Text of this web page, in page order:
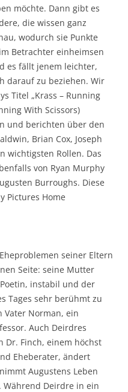
möchte. Dann gibt es
die wissen ganz
wodurch sie Punkte
Betrachter einheimsen
es fällt jenem leichter,
darauf zu beziehen. Wir
Titel „Krass – Running
With Scissors)
und berichten über den
Brian Cox, Joseph
wichtigsten Rollen. Das
von Ryan Murphy
Burroughs. Diese
Pictures Home
seiner Eltern
Seite: seine Mutter
instabil und der
Tages sehr berühmt zu
Vater Norman, ein
Auch Deirdres
Dr. Finch, einem höchst
Eheberater, ändert
Augustens Leben
Deirdre in ein